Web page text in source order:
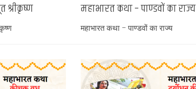
श्रीकृष्ण महाभारत कथा – पाण्डवों का राज्य
महाभारत कथा – पाण्डवों का राज्य